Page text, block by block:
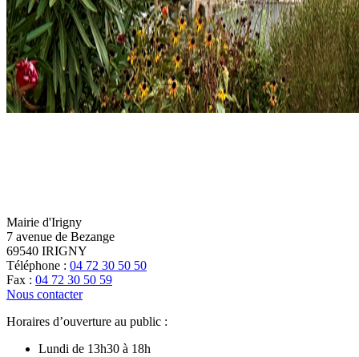
Mairie d'Irigny
7 avenue de Bezange
69540 IRIGNY
Téléphone : 04 72 30 50 50
Fax : 04 72 30 50 59
Nous contacter
Horaires d’ouverture au public :
Lundi de 13h30 à 18h